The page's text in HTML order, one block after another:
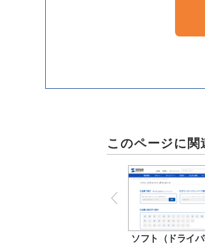
このページに関
ソフト（ドライバ